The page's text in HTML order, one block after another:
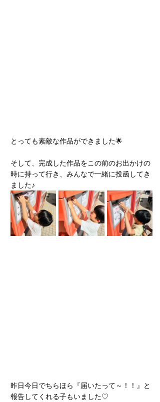
とっても素敵な作品ができました🌟
そして、完成した作品をこの前のお出かけの
時に持って行き、みんなで一緒に投函してき
ました♪
昨日今日でちらほら『届いたって～！！』と
報告してくれる子もいました♡